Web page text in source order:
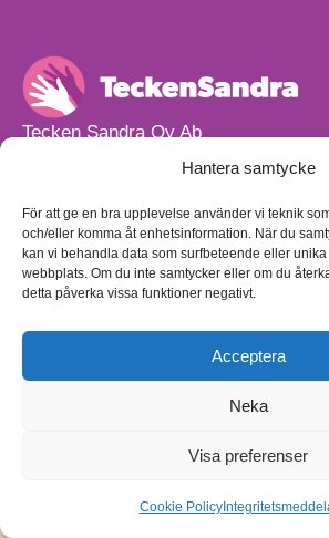
Hantera samtycke
För att ge en bra upplevelse använder vi teknik
och/eller komma åt enhetsinformation. När du
kan vi behandla data som surfbeteende eller
webbplats. Om du inte samtycker eller om du
detta påverka vissa funktioner negativt.
Acceptera
Neka
Visa preferenser
Cookie Policy
Tecken Sandra Oy Ab
info@teckensandra.fi
Vårt verksamhetsutrymme
Torpvägen 9 B 13,
01150 Söderkulla
Beställnings- och leveransvillkor
Sekretesspolicy
(på finska)